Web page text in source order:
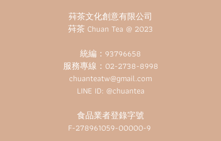
荈茶文化創意有限公司
荈茶 Chuan Tea @ 2023
統編：93796658
服務專線：02-2738-8998
chuanteatw@gmail.com
LINE ID: @chuantea
食品業者登錄字號
F-278961059-00000-9